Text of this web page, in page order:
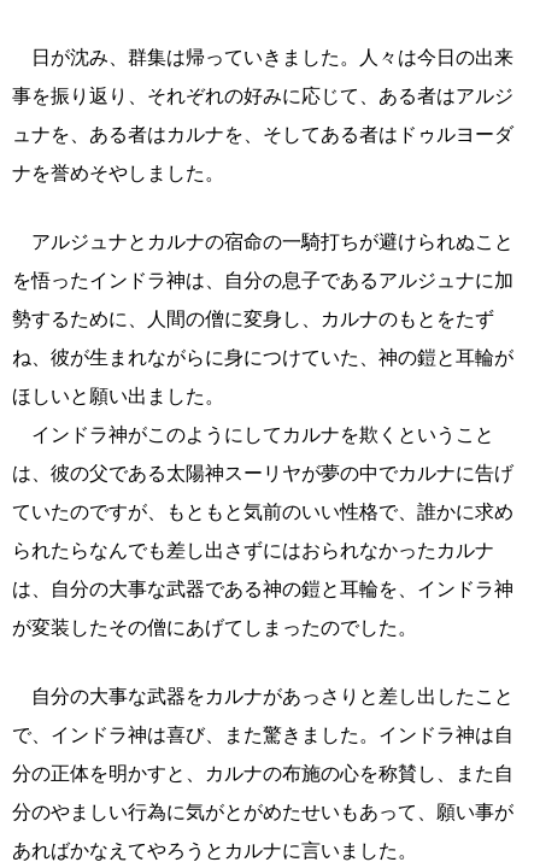
日が沈み、群集は帰っていきました。人々は今日の出来
事を振り返り、それぞれの好みに応じて、ある者はアルジ
ュナを、ある者はカルナを、そしてある者はドゥルヨーダ
ナを誉めそやしました。
アルジュナとカルナの宿命の一騎打ちが避けられぬこと
を悟ったインドラ神は、自分の息子であるアルジュナに加
勢するために、人間の僧に変身し、カルナのもとをたず
ね、彼が生まれながらに身につけていた、神の鎧と耳輪が
ほしいと願い出ました。
インドラ神がこのようにしてカルナを欺くということ
は、彼の父である太陽神スーリヤが夢の中でカルナに告げ
ていたのですが、もともと気前のいい性格で、誰かに求め
られたらなんでも差し出さずにはおられなかったカルナ
は、自分の大事な武器である神の鎧と耳輪を、インドラ神
が変装したその僧にあげてしまったのでした。
自分の大事な武器をカルナがあっさりと差し出したこと
で、インドラ神は喜び、また驚きました。インドラ神は自
分の正体を明かすと、カルナの布施の心を称賛し、また自
分のやましい行為に気がとがめたせいもあって、願い事が
あればかなえてやろうとカルナに言いました。